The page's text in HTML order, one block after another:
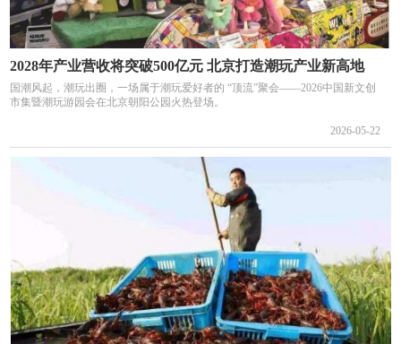
2028年产业营收将突破500亿元 北京打造潮玩产业新高地
国潮风起，潮玩出圈，一场属于潮玩爱好者的 “顶流”聚会——2026中国新文创
市集暨潮玩游园会在北京朝阳公园火热登场。
2026-05-22